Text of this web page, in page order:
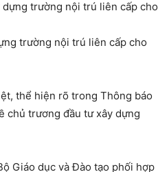
trường nội trú liên cấp cho
thể hiện rõ trong Thông báo
chủ trương đầu tư xây dựng
Giáo dục và Đào tạo phối hợp